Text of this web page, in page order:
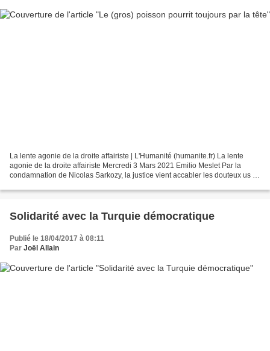
La lente agonie de la droite affairiste | L'Humanité (humanite.fr) La lente
agonie de la droite affairiste Mercredi 3 Mars 2021 Emilio Meslet Par la
condamnation de Nicolas Sarkozy, la justice vient accabler les douteux us et
Solidarité avec la Turquie démocratique
Publié le 18/04/2017 à 08:11
Par Joël Allain